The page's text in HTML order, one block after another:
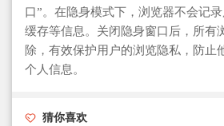
口”。在隐身模式下，浏览器不会记
缓存等信息。关闭隐身窗口后，所有
除，有效保护用户的浏览隐私，防止
个人信息。
猜你喜欢